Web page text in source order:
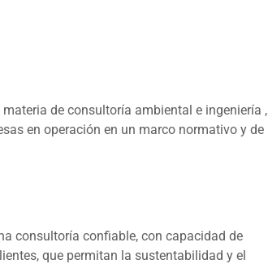
de consultoría ambiental e ingeniería ,
en operación en un marco normativo y de
consultoría confiable, con capacidad de
que permitan la sustentabilidad y el